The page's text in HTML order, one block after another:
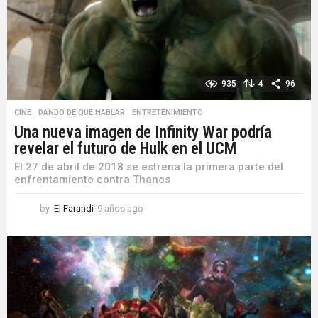
935 4 96
CINE ,DANDO DE QUE HABLAR ,ENTRETENIMIENTO
Una nueva imagen de Infinity War podría
revelar el futuro de Hulk en el UCM
El 27 de abril de 2018 se estrena la primera parte del
enfrentamiento contra Thanos
by El Farandi 9 años ago
ñ
o
s
a
g
o